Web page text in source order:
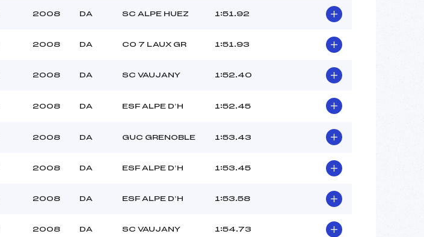
2008 DA SC ALPE HUEZ 1:51.92
2008 DA CO 7 LAUX GR 1:51.93
2008 DA SC VAUJANY 1:52.40
2008 DA ESF ALPE D’H 1:52.45
2008 DA GUC GRENOBLE 1:53.43
2008 DA ESF ALPE D’H 1:53.45
2008 DA ESF ALPE D’H 1:53.58
2008 DA SC VAUJANY 1:54.73